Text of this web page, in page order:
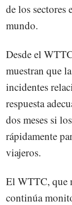
de los sectores
mundo.
Desde el
muestran que
incidentes
respuesta
dos meses si
rápidamente
viajeros.
El WTTC, que
continúa